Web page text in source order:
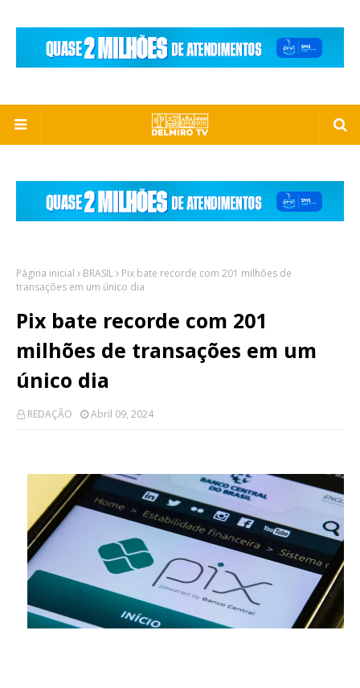
Página inicial BRASIL
Pix bate recorde com 201 milhões de
transações em um único dia
Pix bate recorde com 201
milhões de transações em um
único dia
REDAÇÃO Abril 09, 2024